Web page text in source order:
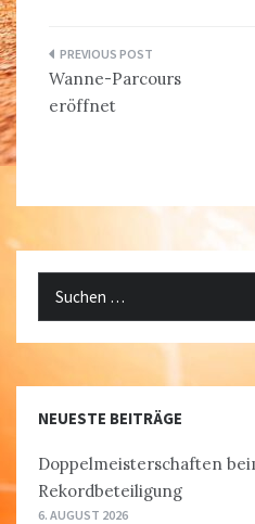
Wanne-Parcours
eröffnet
NEUESTE BEITRÄGE
Doppelmeisterschaften
Rekordbeteiligung
6. AUGUST 2026